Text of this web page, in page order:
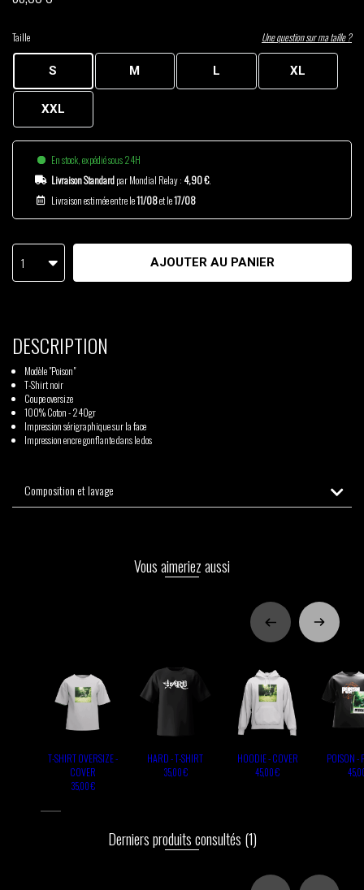
Taille Une question sur ma taille ?
S M L XL
XXL
En stock, expédié sous 24H
Livraison Standardpar Mondial Relay : 4,90 €.
Livraison estimée entre le11/08et le17/08
1 AJOUTER AU PANIER
DESCRIPTION
Modèle "Poison"
T-Shirt noir
Coupe oversize
100% Coton - 240gr
Impression sérigraphique sur la face
Impression encre gonflante dans le dos
Composition et lavage
Vous aimeriez aussi
T-SHIRT OVERSIZE -
COVER
35,00 €
HARD - T-SHIRT
35,00 €
HOODIE - COVER
45,00 €
POISON -
Derniers produits consultés (1)